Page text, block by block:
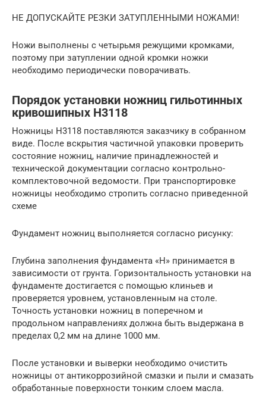
НЕ ДОПУСКАЙТЕ РЕЗКИ ЗАТУПЛЕННЫМИ НОЖАМИ!
Ножи выполнены с четырьмя режущими кромками,
поэтому при затуплении одной кромки ножки
необходимо периодически поворачивать.
Порядок установки ножниц гильотинных
кривошипных Н3118
Ножницы Н3118 поставляются заказчику в собранном
виде. После вскрытия частичной упаковки проверить
состояние ножниц, наличие принадлежностей и
технической документации согласно контрольно-
комплектовочной ведомости. При транспортировке
ножницы необходимо стропить согласно приведенной
схеме
Фундамент ножниц выполняется согласно рисунку:
Глубина заполнения фундамента «Н» принимается в
зависимости от грунта. Горизонтальность установки на
фундаменте достигается с помощью клиньев и
проверяется уровнем, установленным на столе.
Точность установки ножниц в поперечном и
продольном направлениях должна быть выдержана в
пределах 0,2 мм на длине 1000 мм.
После установки и выверки необходимо очистить
ножницы от антикоррозийной смазки и пыли и смазать
обработанные поверхности тонким слоем масла.